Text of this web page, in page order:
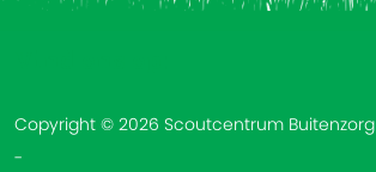
Copyright © 2026 Scoutcentrum Buitenzorg
-